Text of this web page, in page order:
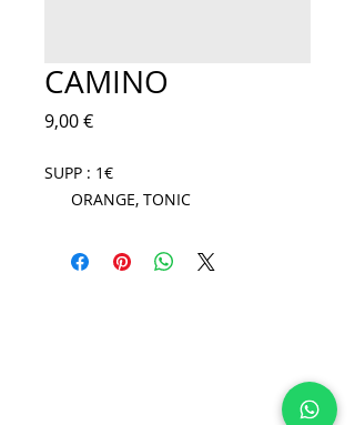
CAMINO
9,00 €Prix
SUPP : 1€
ORANGE, TONIC